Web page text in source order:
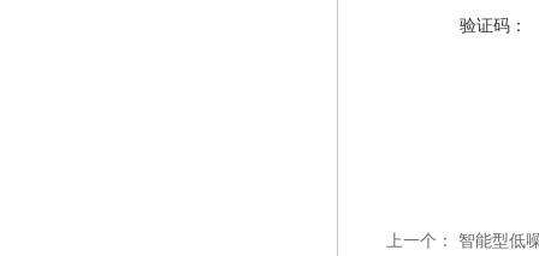
验证码：
上一个： 智能型低